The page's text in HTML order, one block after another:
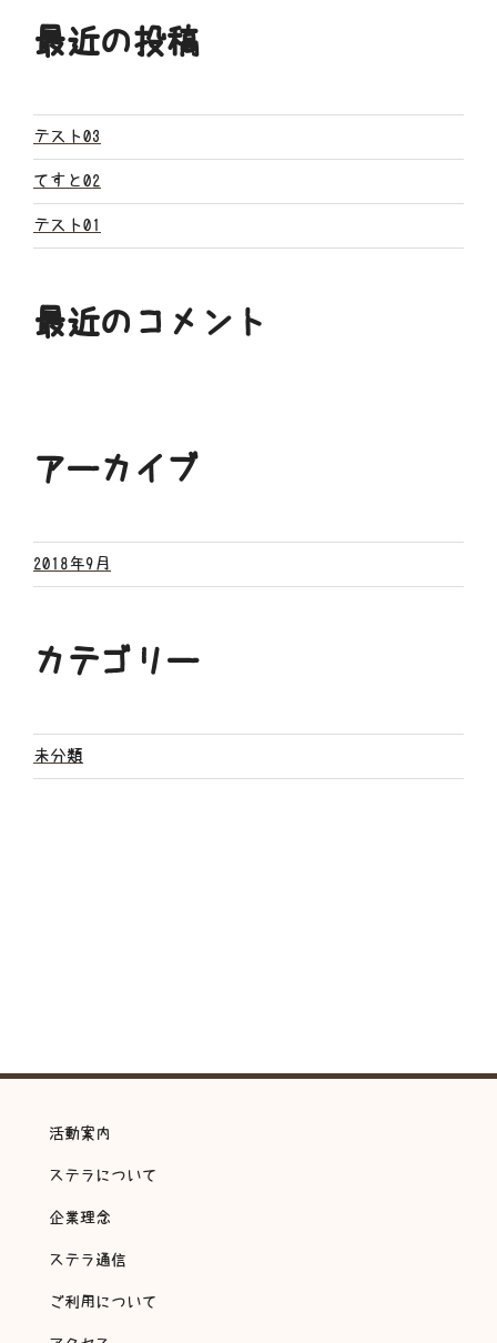
シ
ン
最近の投稿
テスト03
てすと02
テスト01
最近のコメント
アーカイブ
2018年9月
カテゴリー
未分類
活動案内
ステラについて
企業理念
ステラ通信
ご利用について